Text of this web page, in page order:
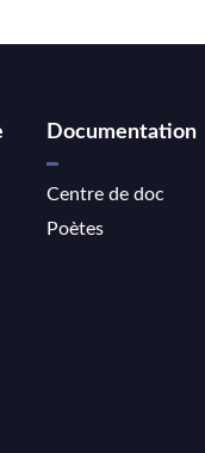
Documentation
Centre de doc
Poètes